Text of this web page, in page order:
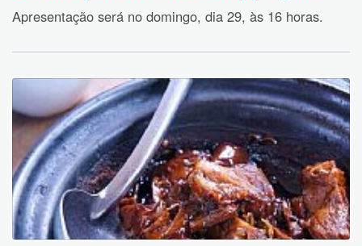
Apresentação será no domingo, dia 29, às 16 horas.